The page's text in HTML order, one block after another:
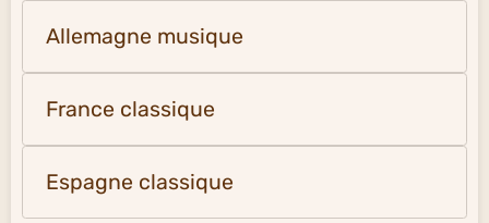
Allemagne musique
France classique
Espagne classique